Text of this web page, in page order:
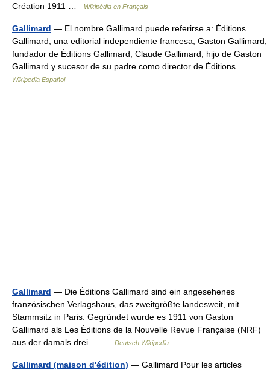
Création 1911 …
Wikipédia en Français
Gallimard — El nombre Gallimard puede referirse a: Éditions
Gallimard, una editorial independiente francesa; Gaston Gallimard,
fundador de Éditions Gallimard; Claude Gallimard, hijo de Gaston
Gallimard y sucesor de su padre como director de Éditions… …
Wikipedia Español
Gallimard — Die Éditions Gallimard sind ein angesehenes
französischen Verlagshaus, das zweitgrößte landesweit, mit
Stammsitz in Paris. Gegründet wurde es 1911 von Gaston
Gallimard als Les Éditions de la Nouvelle Revue Française (NRF)
aus der damals drei… …
Deutsch Wikipedia
Gallimard (maison d'édition) — Gallimard Pour les articles